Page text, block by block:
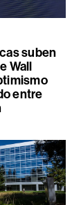
suben
Wall
entre